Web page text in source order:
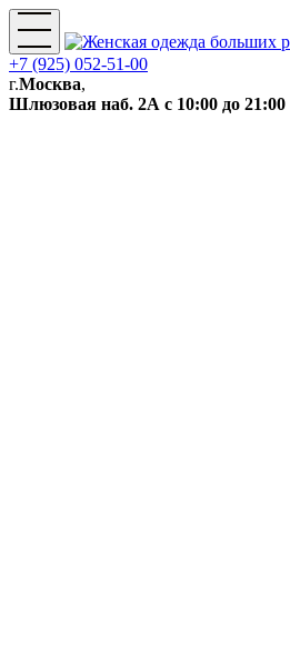
+7 (925) 052-51-00
г.Москва,
Шлюзовая наб. 2А с 10:00 до 21:00